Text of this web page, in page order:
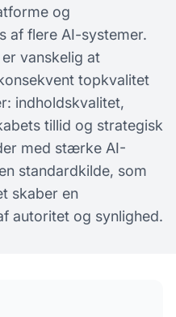
og
af flere AI-systemer.
vanskelig at
topkvalitet
indholdskvalitet,
tillid og strategisk
med stærke AI-
standardkilde, som
skaber en
autoritet og synlighed.